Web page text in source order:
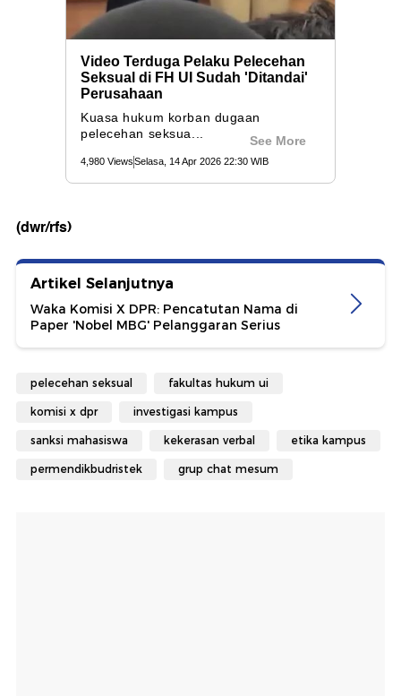
(dwr/rfs)
Artikel Selanjutnya
Waka Komisi X DPR: Pencatutan Nama di
Paper 'Nobel MBG' Pelanggaran Serius
pelecehan seksual fakultas hukum ui
komisi x dpr investigasi kampus
sanksi mahasiswa kekerasan verbal etika kampus
permendikbudristek grup chat mesum